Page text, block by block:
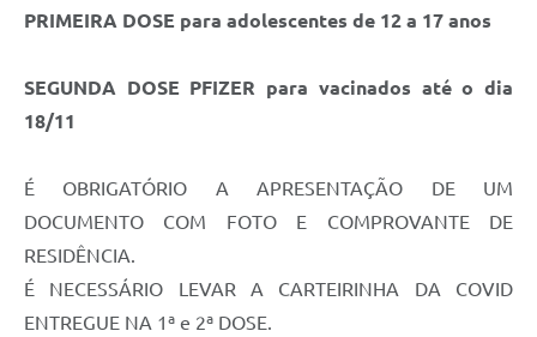
PRIMEIRA DOSE para adolescentes de 12 a 17 anos
SEGUNDA DOSE PFIZER para vacinados até o dia
18/11
É OBRIGATÓRIO A APRESENTAÇÃO DE UM
DOCUMENTO COM FOTO E COMPROVANTE DE
RESIDÊNCIA.
É NECESSÁRIO LEVAR A CARTEIRINHA DA COVID
ENTREGUE NA 1ª e 2ª DOSE.